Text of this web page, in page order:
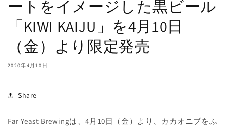
ートをイメージした黒ビール
「KIWI KAIJU」を4月10日
（金）より限定発売
2020年4月10日
Share
Far Yeast Brewingは、4月10日（金）より、カカオニブをふ